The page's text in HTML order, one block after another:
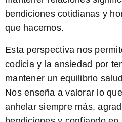
bendiciones cotidianas y
que hacemos.
Esta perspectiva nos
codicia y la ansiedad por
mantener un equilibrio
Nos enseña a valorar lo
anhelar siempre más,